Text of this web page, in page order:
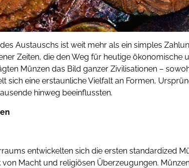
Austauschs ist weit mehr als ein simples
Zeiten, die den Weg für heutige ökonomische
Münzen das Bild ganzer Zivilisationen –
sich eine erstaunliche Vielfalt an Formen,
hinweg beeinflussten.
entwickelten sich die ersten standardized
Macht und religiösen Überzeugungen.